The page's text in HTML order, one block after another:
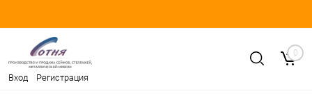
Вход Регистрация
0